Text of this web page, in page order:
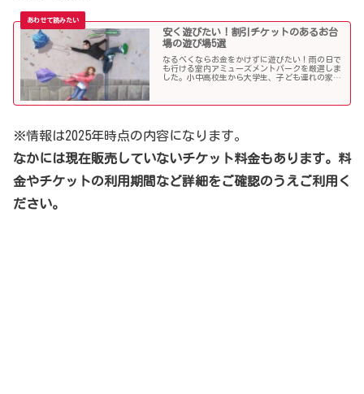
安く遊びたい！割引チケットのあるお台
場の遊び場5選
なるべくならお金をかけずに遊びたい！雨の日で
も行ける室内アミューズメントパークを厳選しま
した。小中高校生から大学生、子ども連れの家族
※情報は2025年時点の内容になります。
なかには現在販売していないチケット料金もあります。料
金やチケットの利用期間など詳細をご確認のうえご利用く
ださい。